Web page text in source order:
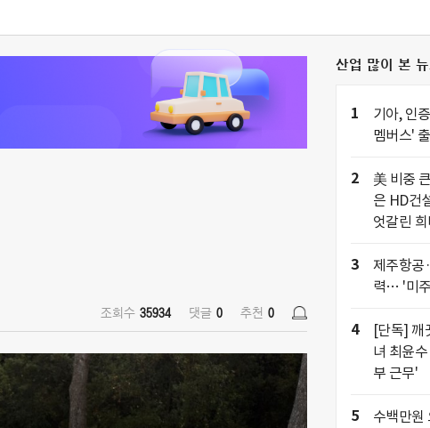
조회수 35934 댓글 0 추천 0
산업 많이 본